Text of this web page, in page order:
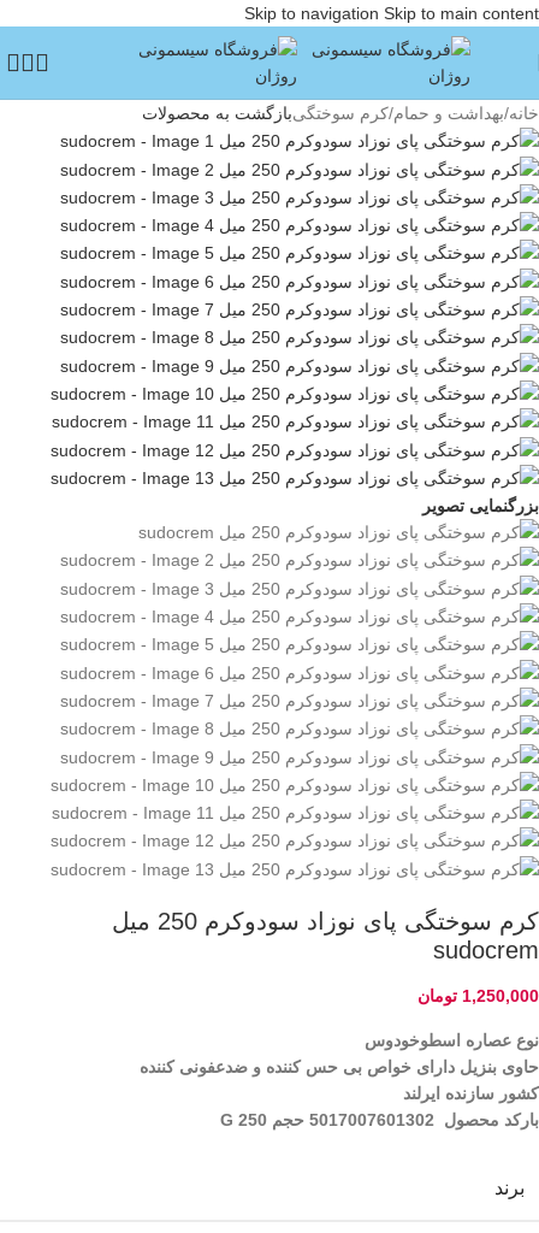
Skip to navigation Skip to main content
خانه/بهداشت و حمام/کرم سوختگیبازگشت به محصولات
بزرگنمایی تصویر
کرم سوختگی پای نوزاد سودوکرم 250 میل
sudocrem
1,250,000 تومان
نوع عصاره اسطوخودوس
حاوی بنزیل دارای خواص بی حس کننده و ضدعفونی کننده
کشور سازنده ایرلند
بارکد محصول 5017007601302 حجم 250 G
برند